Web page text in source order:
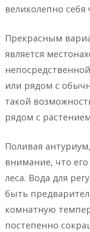
великолепно себя
Прекрасным
является
или рядом с
такой
рядом с
Поливая
внимание, что
леса. Вода для
быть
комнатную
постепенно